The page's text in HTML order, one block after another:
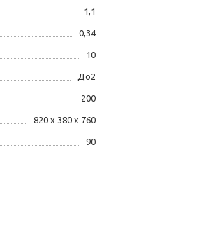
1,1
0,34
10
До2
200
820 х 380 х 760
90